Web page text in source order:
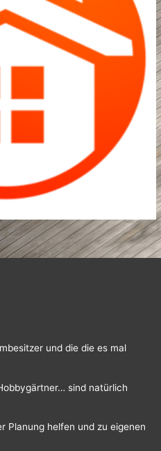
und die die es mal
sind natürlich
Planung helfen und zu eigenen